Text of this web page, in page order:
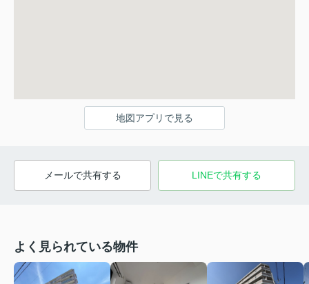
地図アプリで見る
メールで共有する LINEで共有する
よく見られている物件